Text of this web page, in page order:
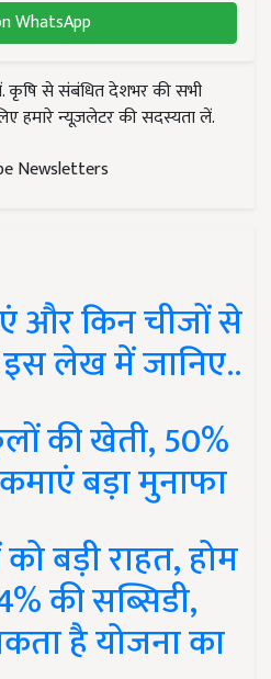
WhatsApp
कृषि से संबंधित देशभर की सभी
हमारे न्यूज़लेटर की सदस्यता लें.
Newsletters
और किन चीजों से
लेख में जानिए..
की खेती, 50%
बड़ा मुनाफा
बड़ी राहत, होम
की सब्सिडी,
है योजना का